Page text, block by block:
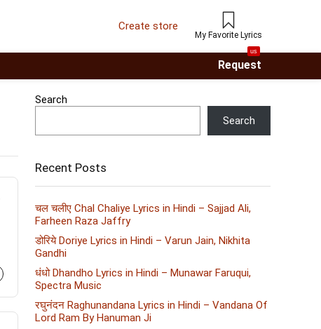
Create store
My Favorite Lyrics
us
Request
Search
Search
Recent Posts
चल चलीए Chal Chaliye Lyrics in Hindi – Sajjad Ali,
Farheen Raza Jaffry
डोरिये Doriye Lyrics in Hindi – Varun Jain, Nikhita
Gandhi
धंधो Dhandho Lyrics in Hindi – Munawar Faruqui,
Spectra Music
रघुनंदन Raghunandana Lyrics in Hindi – Vandana Of
Lord Ram By Hanuman Ji